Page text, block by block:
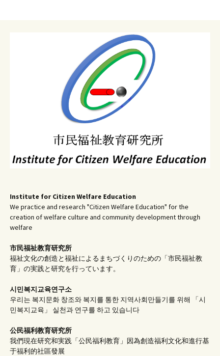
Institute for Citizen Welfare Education
We practice and research "Citizen Welfare Education" for the
creation of welfare culture and community development through
welfare
市民福祉教育研究所
福祉文化の創造と福祉によるまちづくりのための「市民福祉教
育」の実践と研究を行っています。
시민복지교육연구소
우리는 복지문화 창조와 복지를 통한 지역사회만들기를 위해 「시
민복지교육」 실천과 연구를 하고 있습니다
公民福利教育研究所
我們現在研究和実践「公民福利教育」因為創造福利文化和進行基
于福利的社區發展